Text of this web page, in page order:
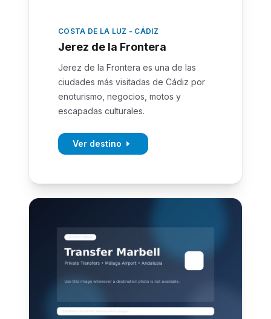
COSTA DE LA LUZ - CÁDIZ
Jerez de la Frontera
Jerez de la Frontera es una de las
ciudades más visitadas de Cádiz por
enoturismo, negocios, motos y
escapadas culturales.
Ver destino